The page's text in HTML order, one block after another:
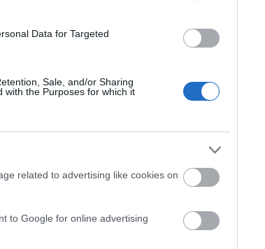
Data for Targeted
Sale, and/or Sharing
with the Purposes for which it
related to advertising like cookies on
to Google for online advertising
Bognár Tamás
Boldog Gábor
Enikő Boros Zoltán
Botár Endre
bukott
Cameron Diaz
Jones CD Projekt Red
Christopher
Chris Hemsworth